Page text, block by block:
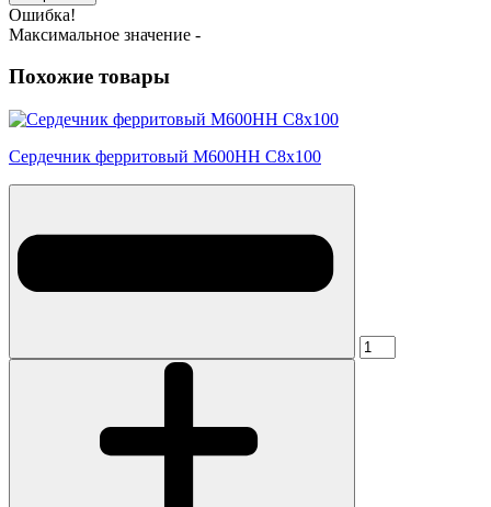
Ошибка!
Максимальное значение -
Похожие товары
Сердечник ферритовый М600НН С8х100